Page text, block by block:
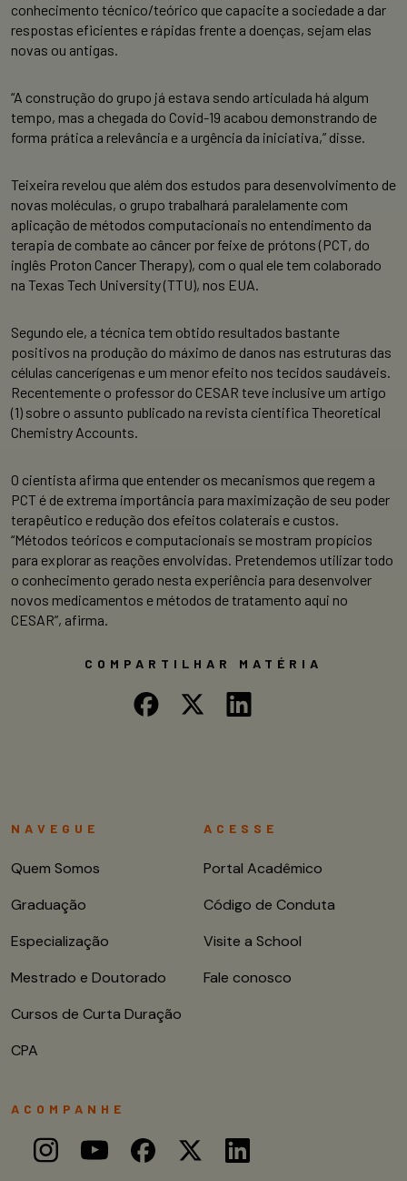
conhecimento técnico/teórico que capacite a sociedade a dar
respostas eficientes e rápidas frente a doenças, sejam elas
novas ou antigas.
“A construção do grupo já estava sendo articulada há algum
tempo, mas a chegada do Covid-19 acabou demonstrando de
forma prática a relevância e a urgência da iniciativa,” disse.
Teixeira revelou que além dos estudos para desenvolvimento de
novas moléculas, o grupo trabalhará paralelamente com
aplicação de métodos computacionais no entendimento da
terapia de combate ao câncer por feixe de prótons (PCT, do
inglês Proton Cancer Therapy), com o qual ele tem colaborado
na Texas Tech University (TTU), nos EUA.
Segundo ele, a técnica tem obtido resultados bastante
positivos na produção do máximo de danos nas estruturas das
células cancerígenas e um menor efeito nos tecidos saudáveis.
Recentemente o professor do CESAR teve inclusive um artigo
(1) sobre o assunto publicado na revista cientifica Theoretical
Chemistry Accounts.
O cientista afirma que entender os mecanismos que regem a
PCT é de extrema importância para maximização de seu poder
terapêutico e redução dos efeitos colaterais e custos.
“Métodos teóricos e computacionais se mostram propícios
para explorar as reações envolvidas. Pretendemos utilizar todo
o conhecimento gerado nesta experiência para desenvolver
novos medicamentos e métodos de tratamento aqui no
CESAR”, afirma.
COMPARTILHAR MATÉRIA
NAVEGUE
Quem Somos
Graduação
Especialização
Mestrado e Doutorado
Cursos de Curta Duração
CPA
ACESSE
Portal Acadêmico
Código de Conduta
Visite a School
Fale conosco
ACOMPANHE